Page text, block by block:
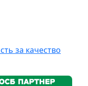
за качество